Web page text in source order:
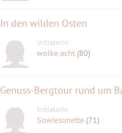
In den wilden Osten
Initiatorin
wolke acht (80)
Genuss-Bergtour rund um
Initiatorin
Sowiesonette (71)